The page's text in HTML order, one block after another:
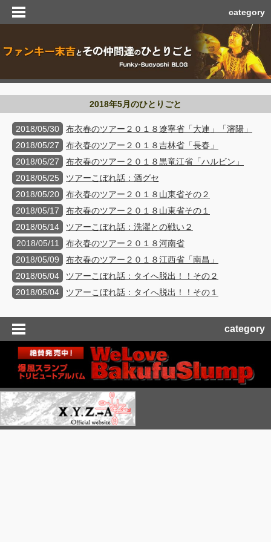
category
2018年5月のひとりごと
2018/05/30
布衣春のツアー２０１８遼寧省「大連」「瀋陽」
2018/05/27
布衣春のツアー２０１８吉林省「長春」
2018/05/27
布衣春のツアー２０１８黒竜江省「ハルビン」
2018/05/25
ツアーこぼれ話：酒グセ
2018/05/20
布衣春のツアー２０１８山東省その２
2018/05/17
布衣春のツアー２０１８山東省その１
2018/05/14
ツアーこぼれ話：洗濯との戦い２
2018/05/11
布衣春のツアー２０１８河南省
2018/05/09
布衣春のツアー２０１８江西省「南昌」
2018/05/04
ツアーこぼれ話：タイへ脱出！！その２
2018/05/04
ツアーこぼれ話：タイへ脱出！！その１
category